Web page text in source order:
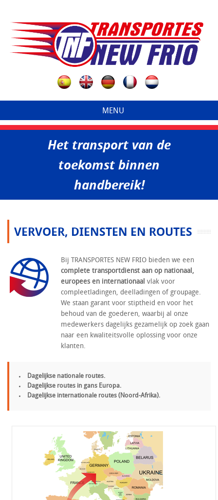
MENU
Het transport van de
toekomst binnen
handbereik!
VERVOER, DIENSTEN EN ROUTES
Bij TRANSPORTES NEW FRIO bieden we een
complete transportdienst aan op nationaal,
europees en internationaal vlak voor
compleetladingen, deelladingen of groupage.
We staan garant voor stiptheid en voor het
behoud van de goederen, waarbij al onze
medewerkers dagelijks gezamelijk op zoek gaan
naar een kwaliteitsvolle oplossing voor onze
klanten.
Dagelijkse nationale routes.
Dagelijkse routes in gans Europa.
Dagelijkse internationale routes (Noord-Afrika).